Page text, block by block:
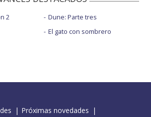
2
Dune: Parte tres
El gato con sombrero
Próximas novedades